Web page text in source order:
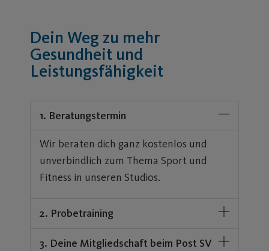
Dein Weg zu mehr
Gesundheit und
Leistungsfähigkeit
1. Beratungstermin
Wir beraten dich ganz kostenlos und
unverbindlich zum Thema Sport und
Fitness in unseren Studios.
2. Probetraining
3. Deine Mitgliedschaft beim Post SV